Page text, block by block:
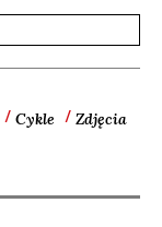
Cykle
Zdjęcia